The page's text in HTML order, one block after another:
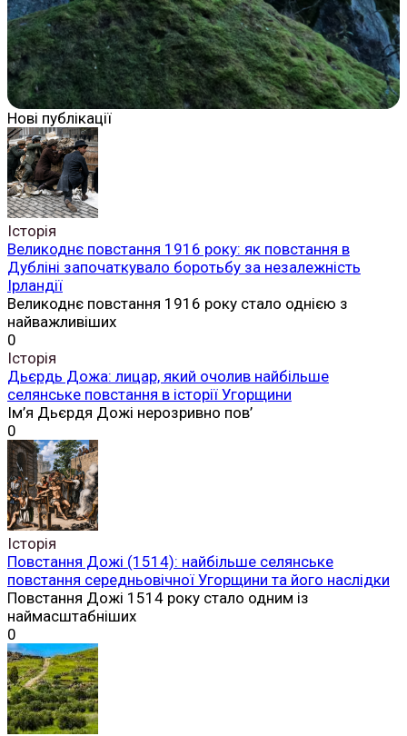
Нові публікації
Історія
Великоднє повстання 1916 року: як повстання в
Дубліні започаткувало боротьбу за незалежність
Ірландії
Великоднє повстання 1916 року стало однією з
найважливіших
0
Історія
Дьєрдь Дожа: лицар, який очолив найбільше
селянське повстання в історії Угорщини
Ім’я Дьєрдя Дожі нерозривно пов’
0
Історія
Повстання Дожі (1514): найбільше селянське
повстання середньовічної Угорщини та його наслідки
Повстання Дожі 1514 року стало одним із
наймасштабніших
0